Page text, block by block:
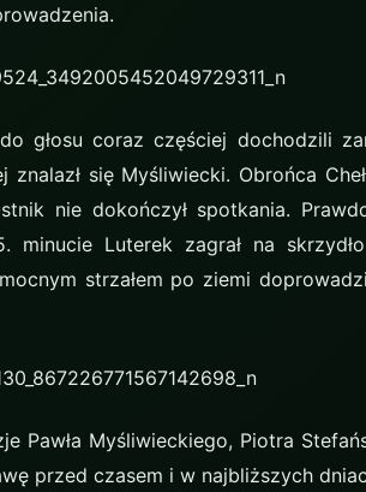
głosu coraz częściej dochodzili
się Myśliwiecki. Obrońca
nie dokończył spotkania.
minucie Luterek zagrał na
strzałem po ziemi
Pawła Myśliwieckiego, Piotra
przed czasem i w najbliższych